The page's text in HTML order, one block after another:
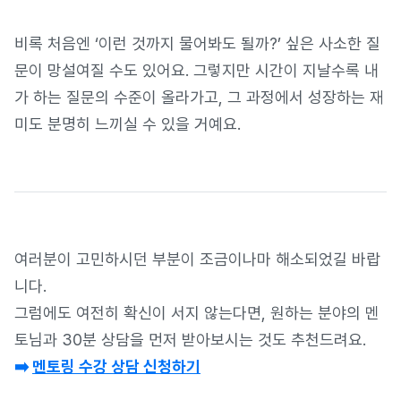
비록 처음엔 ‘이런 것까지 물어봐도 될까?’ 싶은 사소한 질
문이 망설여질 수도 있어요. 그렇지만 시간이 지날수록 내
가 하는 질문의 수준이 올라가고, 그 과정에서 성장하는 재
미도 분명히 느끼실 수 있을 거예요.
여러분이 고민하시던 부분이 조금이나마 해소되었길 바랍
니다.
그럼에도 여전히 확신이 서지 않는다면, 원하는 분야의 멘
토님과 30분 상담을 먼저 받아보시는 것도 추천드려요.
➡️멘토링 수강 상담 신청하기